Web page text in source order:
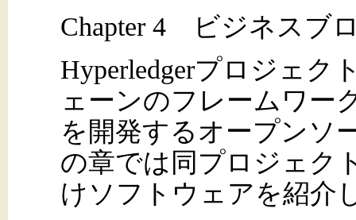
Chapter 4 ビジネスブ
Hyperledgerプロジェク
ェーンのフレームワー
を開発するオープンソ
の章では同プロジェク
けソフトウェアを紹介